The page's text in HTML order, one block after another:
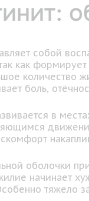
собой
как
количество
боль,
в
оболочки
начинает
тяжело